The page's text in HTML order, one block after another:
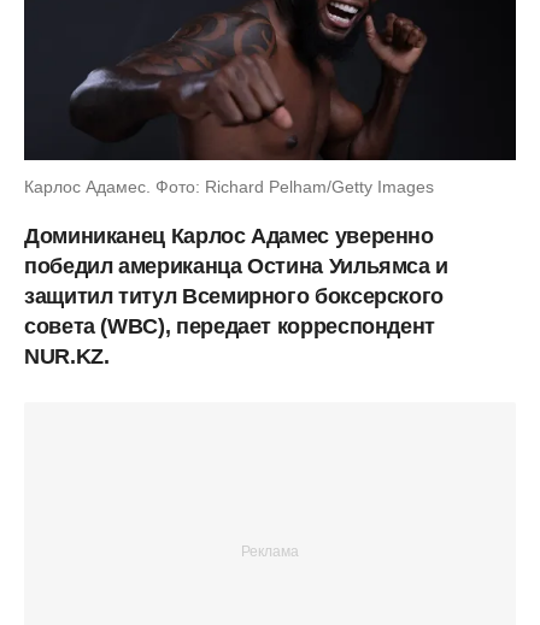
Карлос Адамес. Фото: Richard Pelham/Getty Images
Доминиканец Карлос Адамес уверенно
победил американца Остина Уильямса и
защитил титул Всемирного боксерского
совета (WBС), передает корреспондент
NUR.KZ.